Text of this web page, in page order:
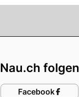
Nau.ch folgen
Facebook